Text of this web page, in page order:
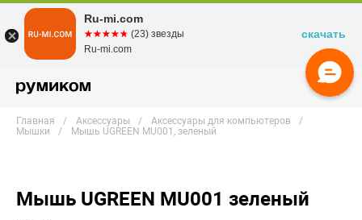
Главная Аксессуары
Аксессуары для компьютеров
Мышки
Мышь UGREEN MU001, зеленый
Мышь UGREEN MU001 зеленый
Ru-mi.com
☆☆☆☆☆
★★★★★ (23) звезды
Ru-mi.com
скачать